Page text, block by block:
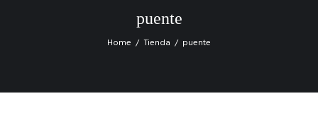
puente
Home Tienda puente